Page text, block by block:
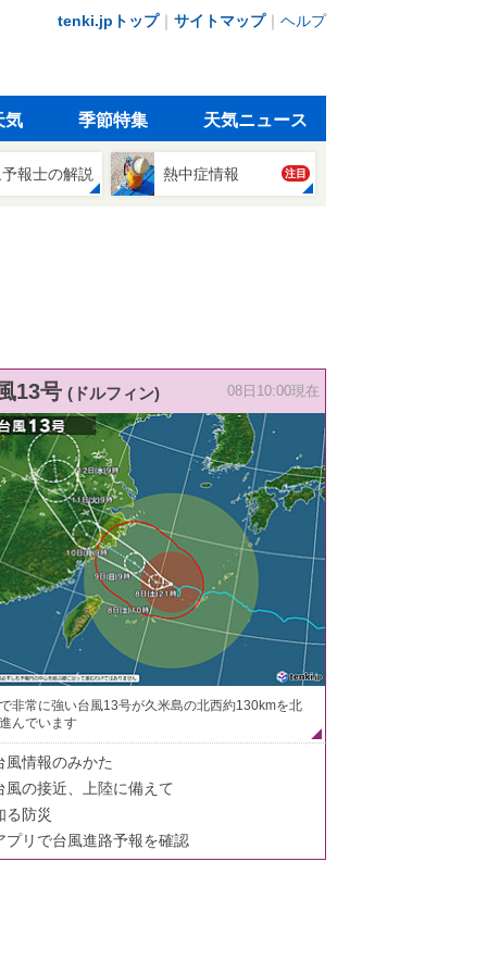
tenki.jpトップ｜ サイトマップ｜ ヘルプ
気 季節特集 天気ニュース
報士の解説 熱中症情報 注目
13号 (ドルフィン) 08日10:00現在
非常に強い台風13号が久米島の北西約130kmを北
んでいます
風情報のみかた
風の接近、上陸に備えて
る防災
プリで台風進路予報を確認